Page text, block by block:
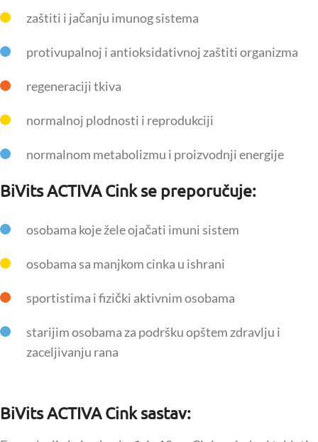
zaštiti i jačanju imunog sistema
protivupalnoj i antioksidativnoj zaštiti organizma
regeneraciji tkiva
normalnoj plodnosti i reprodukciji
normalnom metabolizmu i proizvodnji energije
BiVits ACTIVA Cink se preporučuje:
osobama koje žele ojačati imuni sistem
osobama sa manjkom cinka u ishrani
sportistima i fizički aktivnim osobama
starijim osobama za podršku opštem zdravlju i
zaceljivanju rana
BiVits ACTIVA Cink sastav: